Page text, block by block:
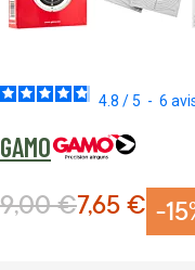
4.8 /5 - 6
GAMO
-
Prix Spécial
7,65 €
Prix normal
9,00 €